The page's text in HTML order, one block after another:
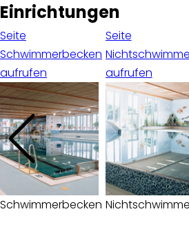
Einrichtungen
Seite
Schwimmerbecken
aufrufen
Schwimmerbecken
Seite
aufrufen